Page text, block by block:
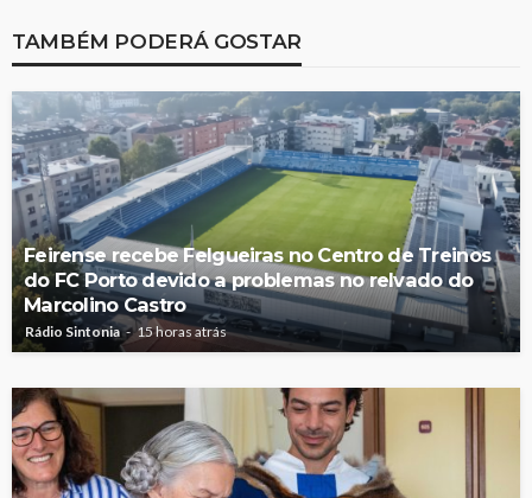
TAMBÉM PODERÁ GOSTAR
Feirense recebe Felgueiras no Centro de Treinos
do FC Porto devido a problemas no relvado do
Marcolino Castro
Rádio Sintonia 15 horas atrás